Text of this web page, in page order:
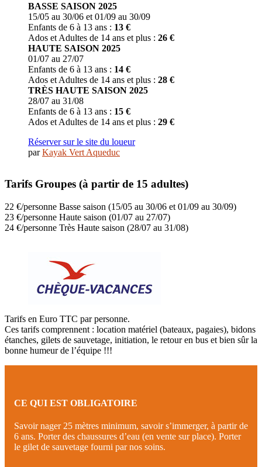
BASSE SAISON 2025
15/05 au 30/06 et 01/09 au 30/09
Enfants de 6 à 13 ans : 13 €
Ados et Adultes de 14 ans et plus : 26 €
HAUTE SAISON 2025
01/07 au 27/07
Enfants de 6 à 13 ans : 14 €
Ados et Adultes de 14 ans et plus : 28 €
TRÈS HAUTE SAISON 2025
28/07 au 31/08
Enfants de 6 à 13 ans : 15 €
Ados et Adultes de 14 ans et plus : 29 €
Réserver sur le site du loueur
parKayak Vert Aqueduc
Tarifs Groupes (à partir de 15 adultes)
22 €/personne Basse saison (15/05 au 30/06 et 01/09 au 30/09)
23 €/personne Haute saison (01/07 au 27/07)
24 €/personne Très Haute saison (28/07 au 31/08)
Tarifs en Euro TTC par personne.
Ces tarifs comprennent : location matériel (bateaux, pagaies), bidons
étanches, gilets de sauvetage, initiation, le retour en bus et bien sûr la
bonne humeur de l’équipe !!!
CE QUI EST OBLIGATOIRE
Savoir nager 25 mètres minimum, savoir s’immerger, à partir de
6 ans. Porter des chaussures d’eau (en vente sur place). Porter
le gilet de sauvetage fourni par nos soins.